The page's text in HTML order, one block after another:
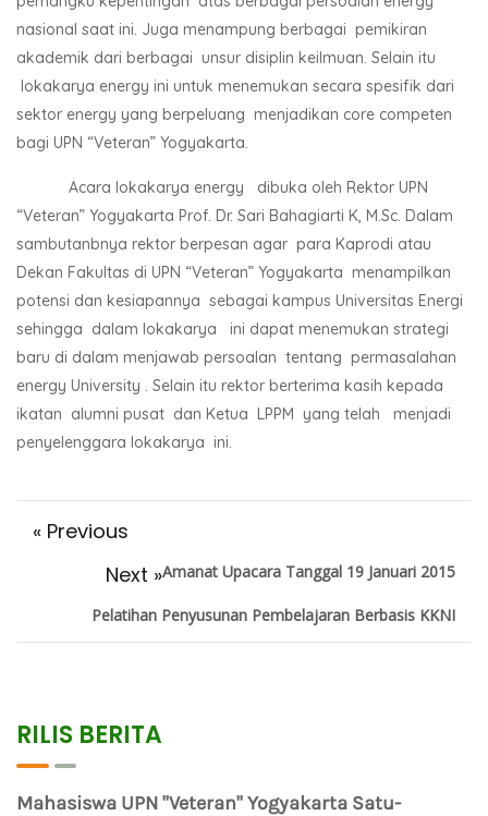
nasional saat ini. Juga menampung berbagai pemikiran
akademik dari berbagai unsur disiplin keilmuan. Selain itu
lokakarya energy ini untuk menemukan secara spesifik dari
sektor energy yang berpeluang menjadikan core competen
bagi UPN “Veteran” Yogyakarta.
Acara lokakarya energy dibuka oleh Rektor UPN
“Veteran” Yogyakarta Prof. Dr. Sari Bahagiarti K, M.Sc. Dalam
sambutanbnya rektor berpesan agar para Kaprodi atau
Dekan Fakultas di UPN “Veteran” Yogyakarta menampilkan
potensi dan kesiapannya sebagai kampus Universitas Energi
sehingga dalam lokakarya ini dapat menemukan strategi
baru di dalam menjawab persoalan tentang permasalahan
energy University . Selain itu rektor berterima kasih kepada
ikatan alumni pusat dan Ketua LPPM yang telah menjadi
penyelenggara lokakarya ini.
« Previous
Amanat Upacara Tanggal 19 Januari 2015
Next »
Pelatihan Penyusunan Pembelajaran Berbasis KKNI
RILIS BERITA
Mahasiswa UPN "Veteran" Yogyakarta Satu-